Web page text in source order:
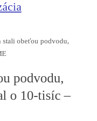
stali obeťou podvodu,
podvodu,
o 10-tisíc –